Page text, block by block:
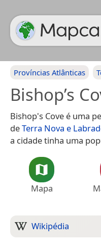
Províncias Atlânticas
Bishop’s
Bishop's Cove é uma
deTerra Nova e
a cidade tinha uma
Mapa
Wikipédia